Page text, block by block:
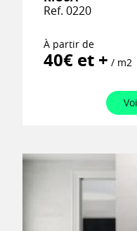
Ref. 0220
À partir de
40€ et + / m2